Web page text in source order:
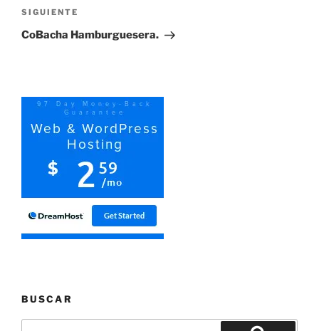
Siguiente
entrada
SIGUIENTE
CoBacha Hamburguesera.
BUSCAR